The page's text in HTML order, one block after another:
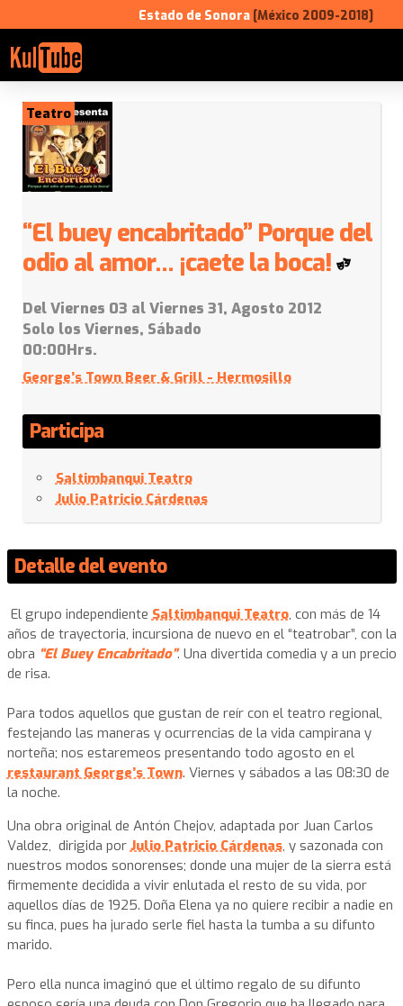
Estado de Sonora [México 2009-2018]
Teatro
“El buey encabritado” Porque del
odio al amor… ¡caete la boca!
Del Viernes 03 al Viernes 31, Agosto 2012
Solo los Viernes, Sábado
00:00Hrs.
George’s Town Beer & Grill - Hermosillo
Participa
Saltimbanqui Teatro
Julio Patricio Cárdenas
Detalle del evento
El grupo independiente Saltimbanqui Teatro, con más de 14
años de trayectoria, incursiona de nuevo en el “teatrobar”, con la
obra “El Buey Encabritado”. Una divertida comedia y a un precio
de risa.
Para todos aquellos que gustan de reír con el teatro regional,
festejando las maneras y ocurrencias de la vida campirana y
norteña; nos estaremeos presentando todo agosto en el
restaurant George’s Town. Viernes y sábados a las 08:30 de
la noche.
Una obra original de Antón Chejov, adaptada por Juan Carlos
Valdez, dirigida por Julio Patricio Cárdenas, y sazonada con
nuestros modos sonorenses; donde una mujer de la sierra está
firmemente decidida a vivir enlutada el resto de su vida, por
aquellos días de 1925. Doña Elena ya no quiere recibir a nadie en
su finca, pues ha jurado serle fiel hasta la tumba a su difunto
marido.
Pero ella nunca imaginó que el último regalo de su difunto